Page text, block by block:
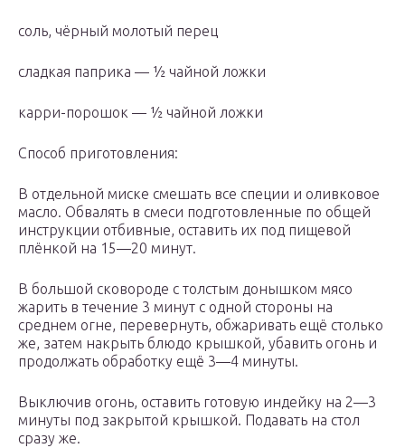
соль, чёрный молотый перец
сладкая паприка — ½ чайной ложки
карри-порошок — ½ чайной ложки
Способ приготовления:
В отдельной миске смешать все специи и оливковое
масло. Обвалять в смеси подготовленные по общей
инструкции отбивные, оставить их под пищевой
плёнкой на 15—20 минут.
В большой сковороде с толстым донышком мясо
жарить в течение 3 минут с одной стороны на
среднем огне, перевернуть, обжаривать ещё столько
же, затем накрыть блюдо крышкой, убавить огонь и
продолжать обработку ещё 3—4 минуты.
Выключив огонь, оставить готовую индейку на 2—3
минуты под закрытой крышкой. Подавать на стол
сразу же.